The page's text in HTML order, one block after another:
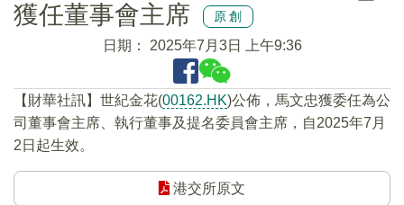
獲任董事會主席
原創
日期： 2025年7月3日 上午9:36
【財華社訊】世紀金花(00162.HK)公佈，馬文忠獲委任為公
司董事會主席、執行董事及提名委員會主席，自2025年7月
2日起生效。
港交所原文